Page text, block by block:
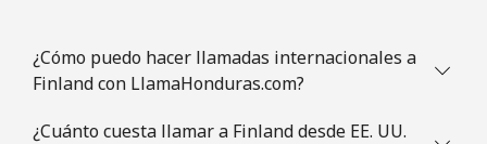
¿Cómo puedo hacer llamadas internacionales a
Finland con LlamaHonduras.com?
¿Cuánto cuesta llamar a Finland desde EE. UU.